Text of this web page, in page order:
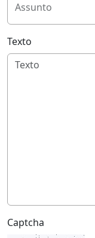
Assunto
Texto
Captcha